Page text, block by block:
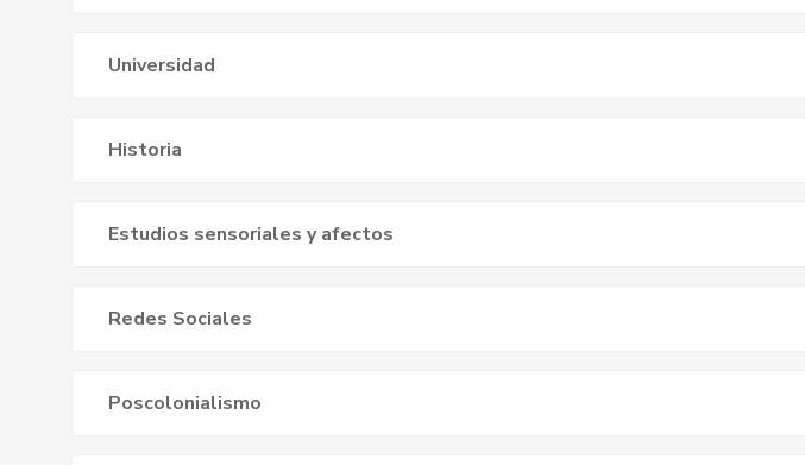
Universidad
Historia
Estudios sensoriales y afectos
Redes Sociales
Poscolonialismo